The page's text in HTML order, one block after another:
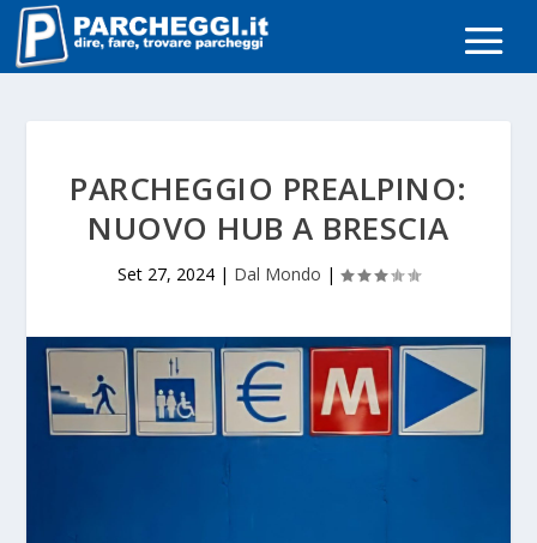
PARCHEGGIO PREALPINO:
NUOVO HUB A BRESCIA
Set 27, 2024 | Dal Mondo |